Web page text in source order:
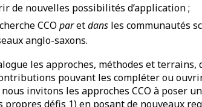
de nouvelles possibilités d’application ;
CCO paretdans les communautés
anglo-saxons.
les approches, méthodes et terrains,
pouvant les compléter ou
nous invitons les approches CCO à poser
défis 1) en posant de nouveaux